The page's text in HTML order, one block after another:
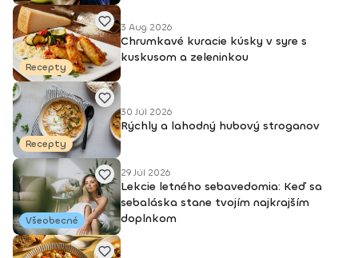
Recepty
3 Aug 2026
Chrumkavé kuracie kúsky v syre s
kuskusom a zeleninkou
Recepty
30 Júl 2026
Rýchly a lahodný hubový stroganov
Všeobecné
29 Júl 2026
Lekcie letného sebavedomia: Keď sa
sebaláska stane tvojím najkrajším
doplnkom